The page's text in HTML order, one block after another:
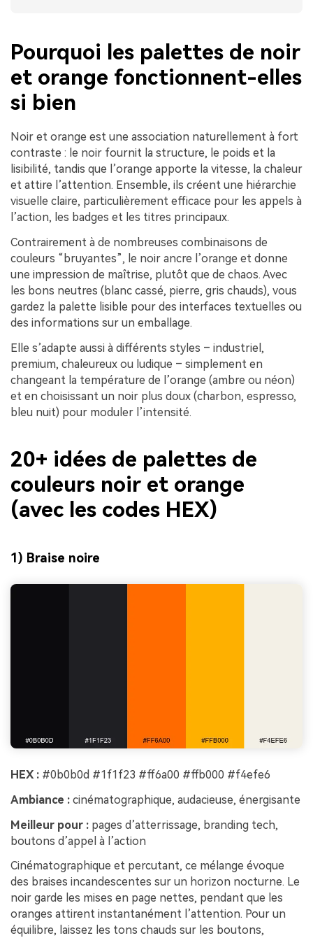
Pourquoi les palettes de noir
et orange fonctionnent-elles
si bien
Noir et orange est une association naturellement à fort
contraste : le noir fournit la structure, le poids et la
lisibilité, tandis que l’orange apporte la vitesse, la chaleur
et attire l’attention. Ensemble, ils créent une hiérarchie
visuelle claire, particulièrement efficace pour les appels à
l’action, les badges et les titres principaux.
Contrairement à de nombreuses combinaisons de
couleurs “bruyantes”, le noir ancre l’orange et donne
une impression de maîtrise, plutôt que de chaos. Avec
les bons neutres (blanc cassé, pierre, gris chauds), vous
gardez la palette lisible pour des interfaces textuelles ou
des informations sur un emballage.
Elle s’adapte aussi à différents styles – industriel,
premium, chaleureux ou ludique – simplement en
changeant la température de l’orange (ambre ou néon)
et en choisissant un noir plus doux (charbon, espresso,
bleu nuit) pour moduler l’intensité.
20+ idées de palettes de
couleurs noir et orange
(avec les codes HEX)
1) Braise noire
HEX : #0b0b0d #1f1f23 #ff6a00 #ffb000 #f4efe6
Ambiance : cinématographique, audacieuse, énergisante
Meilleur pour : pages d’atterrissage, branding tech,
boutons d’appel à l’action
Cinématographique et percutant, ce mélange évoque
des braises incandescentes sur un horizon nocturne. Le
noir garde les mises en page nettes, pendant que les
oranges attirent instantanément l’attention. Pour un
équilibre, laissez les tons chauds sur les boutons,